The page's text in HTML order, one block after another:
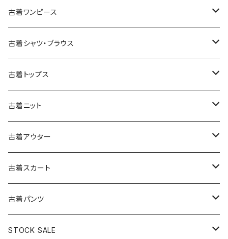
古着ワンピース
古着長袖ワンピース
古着半袖ワンピース
古着ノースリーブワンピース
古着キャミソールワンピース
古着ベアトップワンピース
古着オールインワン
古着オーバーオール
古着シャツ・ブラウス
古着長袖シャツ・ブラウス
古着半袖シャツ・ブラウス
古着ノースリーブシャツ・ブラウス
古着トップス
古着スウェット&パーカー
古着スウェット
古着パーカー
古着プルオーバー
古着長袖プルオーバー
古着半袖プルオーバー
古着Ｔシャツ
古着長袖Ｔシャツ
古着半袖Ｔシャツ
古着ベスト
古着キャミソール
古着ニット
古着セーター
古着カーディガン
古着半袖ニット
古着ニットアウター
古着アウター
古着ライトジャケット
古着ライトコート
古着ヘビージャケット
古着スカート
古着ロング丈スカート (丈76cm-)
古着膝丈スカート (丈56-75cm)
古着パンツ
古着ロング丈パンツ
STOCK SALE